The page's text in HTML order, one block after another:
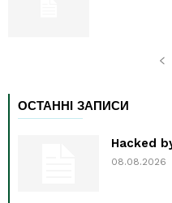
ОСТАННІ ЗАПИСИ
Hacked
08.08.2026